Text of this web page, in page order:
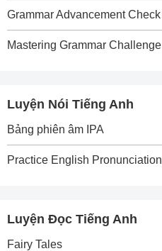
Grammar Advancement Check
Mastering Grammar Challenge
Luyện Nói Tiếng Anh
Bảng phiên âm IPA
Practice English Pronunciation
Luyện Đọc Tiếng Anh
Fairy Tales